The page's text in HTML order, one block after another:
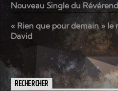
Nouveau Single du
« Rien que pour demain » le
David
RECHERCHER